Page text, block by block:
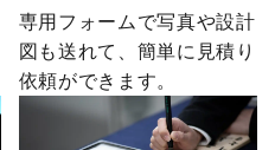
専用フォームで写真や設計
図も送れて、簡単に見積り
依頼ができます。